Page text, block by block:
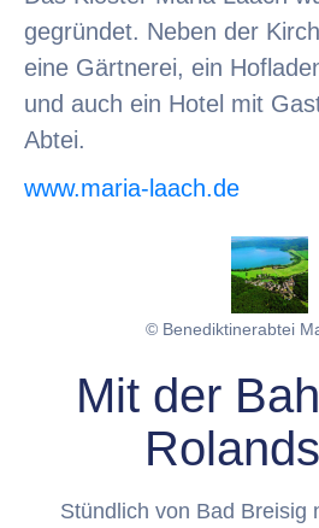
gegründet. Neben der
eine Gärtnerei, ein
und auch ein Hotel mit
Abtei.
www.maria-laach.de
© Benediktinerabtei
Mit der
Stündlich von Bad Breisig